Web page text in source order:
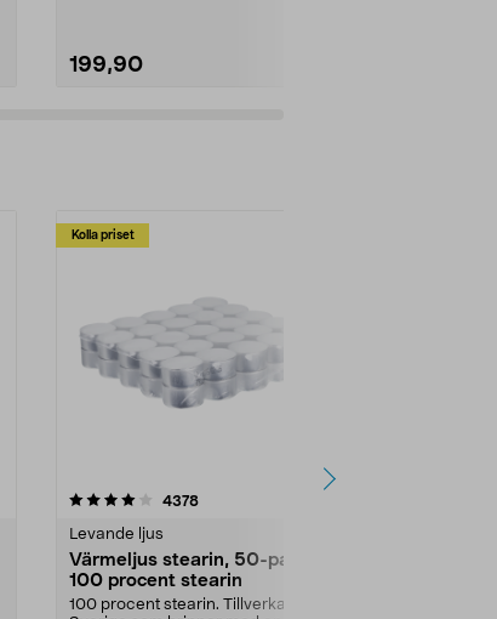
199,90
Kolla priset
4378recensioner
Levande ljus
Värmeljus stearin, 50-pack,
100 procent stearin
100 procent stearin. Tillverkade i
4.5av 5 stjärnor